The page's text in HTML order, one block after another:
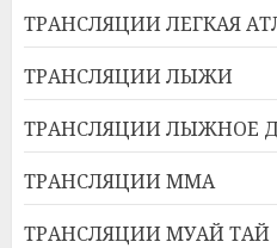
ТРАНСЛЯЦИИ ЛЕГКАЯ
ТРАНСЛЯЦИИ ЛЫЖИ
ТРАНСЛЯЦИИ ЛЫЖНОЕ
ТРАНСЛЯЦИИ ММА
ТРАНСЛЯЦИИ МУАЙ ТАЙ